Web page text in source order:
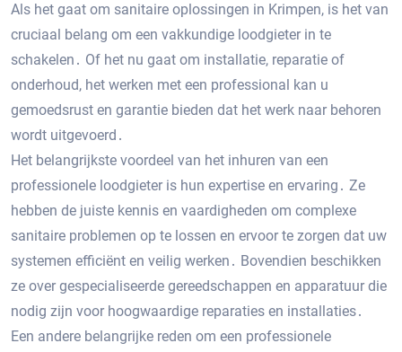
Als het gaat om sanitaire oplossingen in Krimpen, is het van
cruciaal belang om een vakkundige loodgieter in te
schakelen․ Of het nu gaat om installatie, reparatie of
onderhoud, het werken met een professional kan u
gemoedsrust en garantie bieden dat het werk naar behoren
wordt uitgevoerd․
Het belangrijkste voordeel van het inhuren van een
professionele loodgieter is hun expertise en ervaring․ Ze
hebben de juiste kennis en vaardigheden om complexe
sanitaire problemen op te lossen en ervoor te zorgen dat uw
systemen efficiënt en veilig werken․ Bovendien beschikken
ze over gespecialiseerde gereedschappen en apparatuur die
nodig zijn voor hoogwaardige reparaties en installaties․
Een andere belangrijke reden om een ​​professionele